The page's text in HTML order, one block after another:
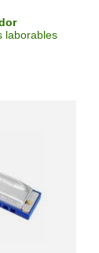
laborables